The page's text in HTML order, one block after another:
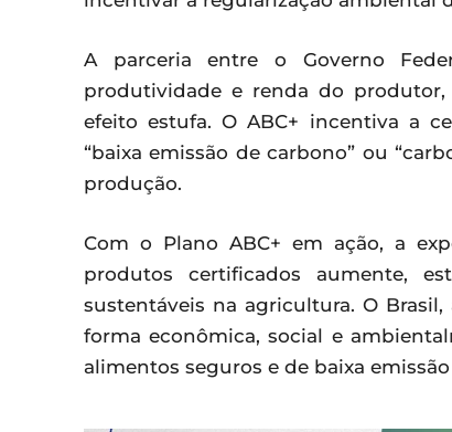
A parceria entre o Governo
produtividade e renda do
efeito estufa. O ABC+ incentiva a
“baixa emissão de carbono” ou
produção.
Com o Plano ABC+ em ação, a
produtos certificados aumente,
sustentáveis na agricultura. O
forma econômica, social e
alimentos seguros e de baixa